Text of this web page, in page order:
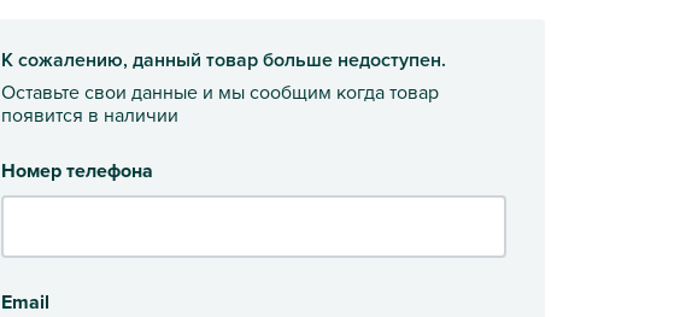
К сожалению, данный товар больше недоступен.
Оставьте свои данные и мы сообщим когда товар
появится в наличии
Номер телефона
Email